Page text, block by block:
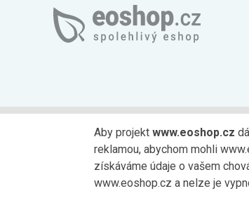
Možnosti
Aby projektwww.eoshop.cz
reklamou, abychom mohli
získáváme údaje o vašem
www.eoshop.cz a nelze je